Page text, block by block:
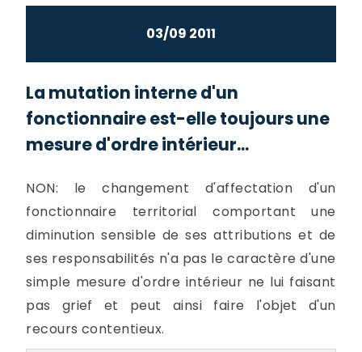
03/09 2011
La mutation interne d'un
fonctionnaire est-elle toujours une
mesure d'ordre intérieur...
NON: le changement d'affectation d'un
fonctionnaire territorial comportant une
diminution sensible de ses attributions et de
ses responsabilités n'a pas le caractère d'une
simple mesure d'ordre intérieur ne lui faisant
pas grief et peut ainsi faire l'objet d'un
recours contentieux.